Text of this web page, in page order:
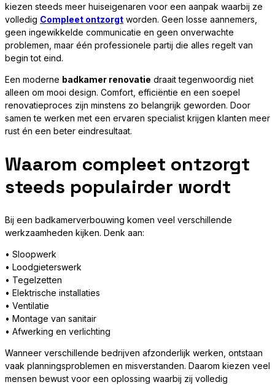
kiezen steeds meer huiseigenaren voor een aanpak waarbij ze
volledig Compleet ontzorgt worden. Geen losse aannemers,
geen ingewikkelde communicatie en geen onverwachte
problemen, maar één professionele partij die alles regelt van
begin tot eind.
Een moderne badkamer renovatie draait tegenwoordig niet
alleen om mooi design. Comfort, efficiëntie en een soepel
renovatieproces zijn minstens zo belangrijk geworden. Door
samen te werken met een ervaren specialist krijgen klanten meer
rust én een beter eindresultaat.
Waarom compleet ontzorgt
steeds populairder wordt
Bij een badkamerverbouwing komen veel verschillende
werkzaamheden kijken. Denk aan:
• Sloopwerk
• Loodgieterswerk
• Tegelzetten
• Elektrische installaties
• Ventilatie
• Montage van sanitair
• Afwerking en verlichting
Wanneer verschillende bedrijven afzonderlijk werken, ontstaan
vaak planningsproblemen en misverstanden. Daarom kiezen veel
mensen bewust voor een oplossing waarbij zij volledig